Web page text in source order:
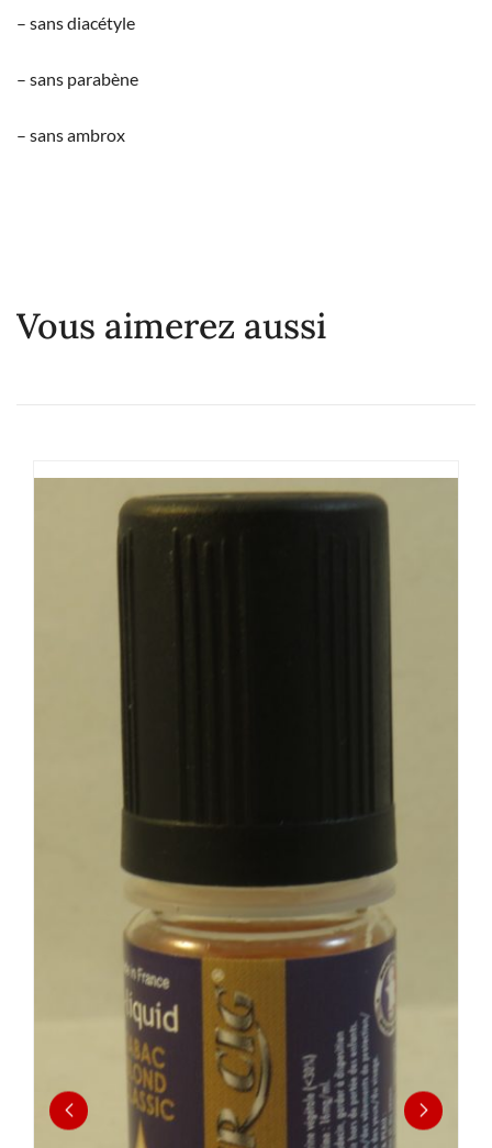
– sans diacétyle
– sans parabène
– sans ambrox
Vous aimerez aussi